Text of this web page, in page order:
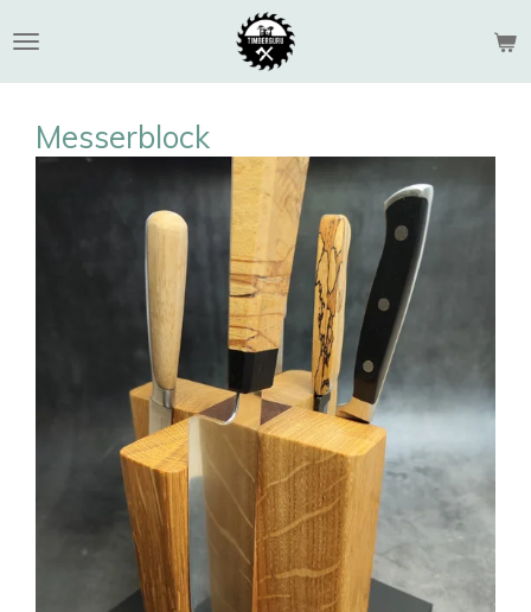
Hauptinhalt
springen
Messerblock